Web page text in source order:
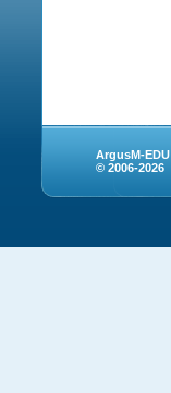
ArgusM-EDU
© 2006-2026